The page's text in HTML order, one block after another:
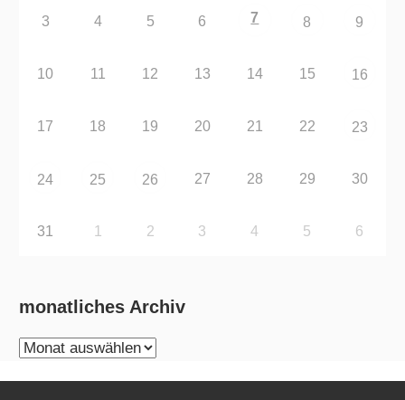
3 4 5 6 7 8 9
10 11 12 13 14 15 16
17 18 19 20 21 22 23
24 25 26 27 28 29 30
31 1 2 3 4 5 6
monatliches Archiv
monatliches